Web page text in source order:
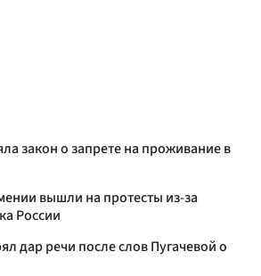
закон о запрете на проживание в
вышли на протесты из-за
России
дар речи после слов Пугачевой о